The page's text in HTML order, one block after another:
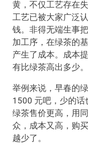
黄，不仅工艺存在
工艺已被大家广泛
钱。非得无端生事
加工序，在绿茶的
产生了成本。成本
有比绿茶高出多少。
举例来说，早春的
1500 元吧，少的
绿茶售价更高，用
众，成本又高，购
越少了。